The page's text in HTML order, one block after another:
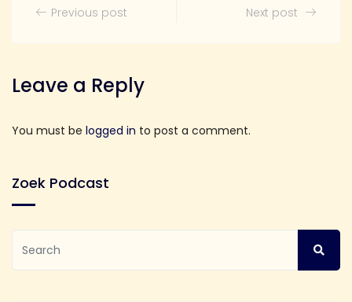
Previous post Next post
Leave a Reply
You must be logged in to post a comment.
Zoek Podcast